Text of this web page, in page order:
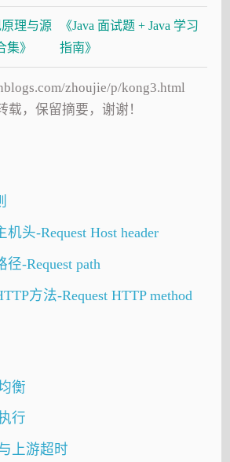
原理与源
》
《Java 面试题 + Java 学习
指南》
zhoujie/p/kong3.html
载，保留摘要，谢谢！
机头-Request Host header
径-Request path
方法-Request HTTP method
衡
行
上游超时